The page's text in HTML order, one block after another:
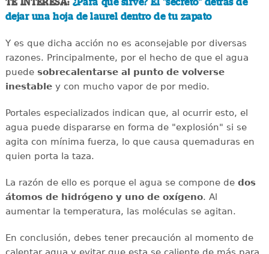
TE INTERESA: ¿Para qué sirve? El "secreto" detrás de
dejar una hoja de laurel dentro de tu zapato
Y es que dicha acción no es aconsejable por diversas
razones. Principalmente, por el hecho de que el agua
puede sobrecalentarse al punto de volverse
inestabley con mucho vapor de por medio.
Portales especializados indican que, al ocurrir esto, el
agua puede dispararse en forma de "explosión" si se
agita con mínima fuerza, lo que causa quemaduras en
quien porta la taza.
La razón de ello es porque el agua se compone de dos
átomos de hidrógeno y uno de oxígeno. Al
aumentar la temperatura, las moléculas se agitan.
En conclusión, debes tener precaución al momento de